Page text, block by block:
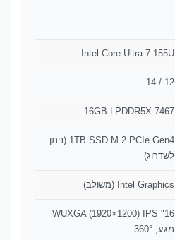
Intel Core Ultra 7 155U
12 / 14
16GB LPDDR5X-7467
1TB SSD M.2 PCIe Gen4 (ניתן
לשדרוג)
Intel Graphics (משולב)
16" WUXGA (1920×1200) IPS
מגע, 360°